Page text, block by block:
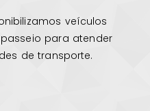
veículos
para atender
de transporte.